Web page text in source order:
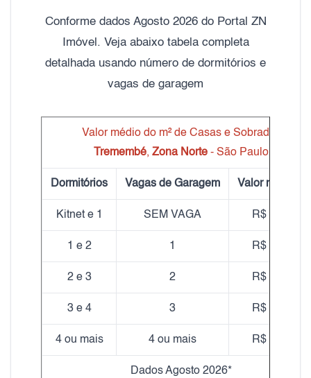
Conforme dados Agosto 2026 do Portal ZN
Imóvel. Veja abaixo tabela completa
detalhada usando número de dormitórios e
vagas de garagem
Valor médio do m² de Casas e Sobrados
Tremembé, Zona Norte - São Paulo
Dormitórios Vagas de Garagem Valor médio m²
Kitnet e 1 SEM VAGA R$ 20,50
1 e 2 1 R$ 18,81
2 e 3 2 R$ 18,53
3 e 4 3 R$ 18,49
4 ou mais 4 ou mais R$ 17,31
Dados Agosto 2026*